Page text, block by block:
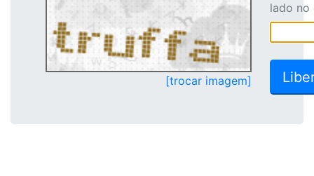
[trocar imagem]
lado no